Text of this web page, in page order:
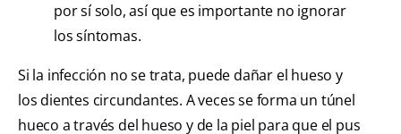
por sí solo, así que es importante no ignorar
los síntomas.
Si la infección no se trata, puede dañar el hueso y
los dientes circundantes. A veces se forma un túnel
hueco a través del hueso y de la piel para que el pus